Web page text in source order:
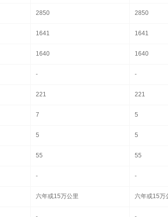
2850 2850
1641 1641
1640 1640
- -
221 221
7 5
5 5
55 55
- -
六年或15万公里 六年或15万